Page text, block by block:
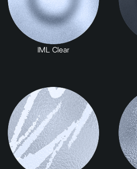
IML Clear